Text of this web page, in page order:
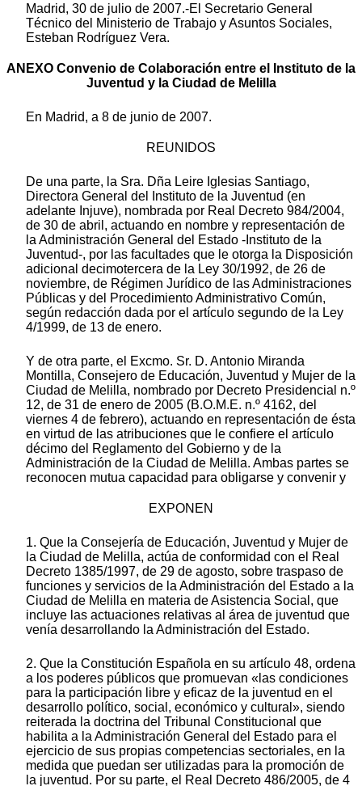
Madrid, 30 de julio de 2007.-El Secretario General
Técnico del Ministerio de Trabajo y Asuntos Sociales,
Esteban Rodríguez Vera.
ANEXO Convenio de Colaboración entre el Instituto de la
Juventud y la Ciudad de Melilla
En Madrid, a 8 de junio de 2007.
REUNIDOS
De una parte, la Sra. Dña Leire Iglesias Santiago,
Directora General del Instituto de la Juventud (en
adelante Injuve), nombrada por Real Decreto 984/2004,
de 30 de abril, actuando en nombre y representación de
la Administración General del Estado -Instituto de la
Juventud-, por las facultades que le otorga la Disposición
adicional decimotercera de la Ley 30/1992, de 26 de
noviembre, de Régimen Jurídico de las Administraciones
Públicas y del Procedimiento Administrativo Común,
según redacción dada por el artículo segundo de la Ley
4/1999, de 13 de enero.
Y de otra parte, el Excmo. Sr. D. Antonio Miranda
Montilla, Consejero de Educación, Juventud y Mujer de la
Ciudad de Melilla, nombrado por Decreto Presidencial n.º
12, de 31 de enero de 2005 (B.O.M.E. n.º 4162, del
viernes 4 de febrero), actuando en representación de ésta
en virtud de las atribuciones que le confiere el artículo
décimo del Reglamento del Gobierno y de la
Administración de la Ciudad de Melilla. Ambas partes se
reconocen mutua capacidad para obligarse y convenir y
EXPONEN
1. Que la Consejería de Educación, Juventud y Mujer de
la Ciudad de Melilla, actúa de conformidad con el Real
Decreto 1385/1997, de 29 de agosto, sobre traspaso de
funciones y servicios de la Administración del Estado a la
Ciudad de Melilla en materia de Asistencia Social, que
incluye las actuaciones relativas al área de juventud que
venía desarrollando la Administración del Estado.
2. Que la Constitución Española en su artículo 48, ordena
a los poderes públicos que promuevan «las condiciones
para la participación libre y eficaz de la juventud en el
desarrollo político, social, económico y cultural», siendo
reiterada la doctrina del Tribunal Constitucional que
habilita a la Administración General del Estado para el
ejercicio de sus propias competencias sectoriales, en la
medida que puedan ser utilizadas para la promoción de
la juventud. Por su parte, el Real Decreto 486/2005, de 4